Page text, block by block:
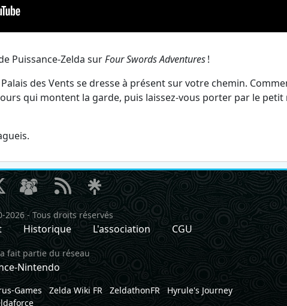
Puissance-Zelda surFour Swords Adventures!
des Vents se dresse à présent sur votre chemin.
qui montent la garde, puis laissez-vous porter par le petit
2026-Tous droits réservés
Historique L'association CGU
fait partie du réseau
Nintendo
Games Zelda Wiki FR ZeldathonFR
Hyrule's Journey